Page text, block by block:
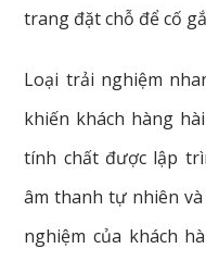
trang đặt chỗ để cố
Loại trải nghiệm
khiến khách hàng
tính chất được lập
âm thanh tự nhiên
nghiệm của khách